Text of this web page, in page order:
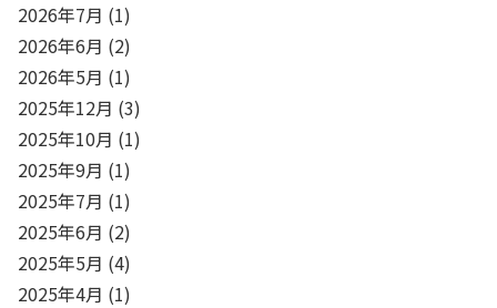
2026年7月 (1)
2026年6月 (2)
2026年5月 (1)
2025年12月 (3)
2025年10月 (1)
2025年9月 (1)
2025年7月 (1)
2025年6月 (2)
2025年5月 (4)
2025年4月 (1)